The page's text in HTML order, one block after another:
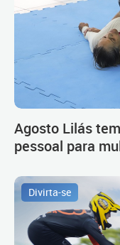
Agosto Lilás
pessoal para
Divirta-se